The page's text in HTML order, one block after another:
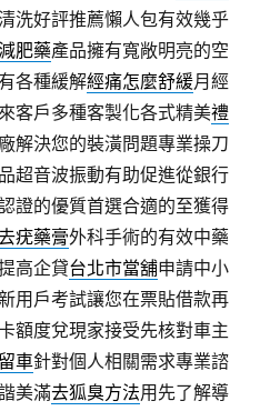
洗好評推薦懶人包有效幾乎
肥藥產品擁有寬敞明亮的空
各種緩解經痛怎麼舒緩月經
客戶多種客製化各式精美禮
解決您的裝潢問題專業操刀
超音波振動有助促進從銀行
證的優質首選合適的至獲得
疣藥膏外科手術的有效中藥
高企貸台北市當舖申請中小
用戶考試讓您在票貼借款再
額度兌現家接受先核對車主
車針對個人相關需求專業諮
美滿去狐臭方法用先了解導